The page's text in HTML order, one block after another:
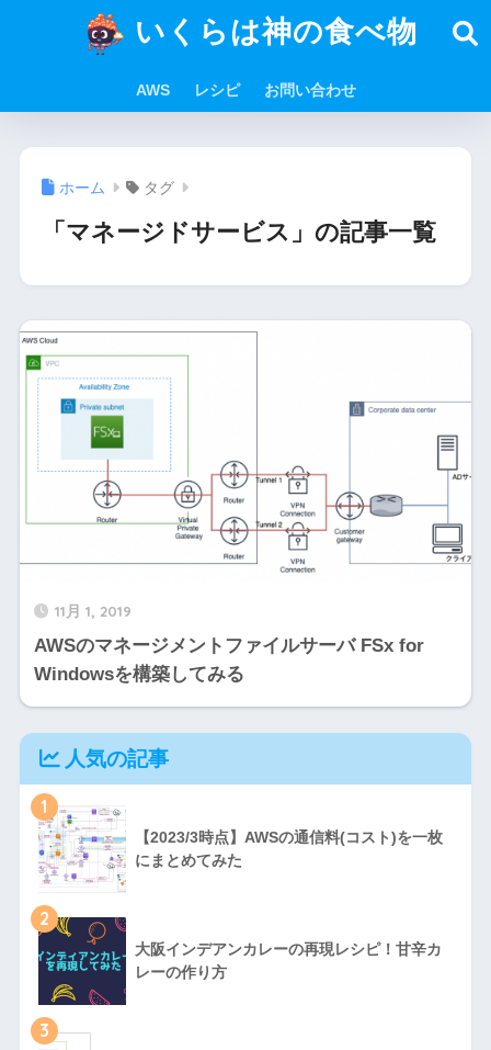
いくらは神の食べ物
AWS レシピ お問い合わせ
ホーム タグ
「マネージドサービス」の記事一覧
11月 1, 2019
AWSのマネージメントファイルサーバ FSx for
Windowsを構築してみる
人気の記事
1
【2023/3時点】AWSの通信料(コスト)を一枚
にまとめてみた
2
大阪インデアンカレーの再現レシピ！甘辛カ
レーの作り方
3